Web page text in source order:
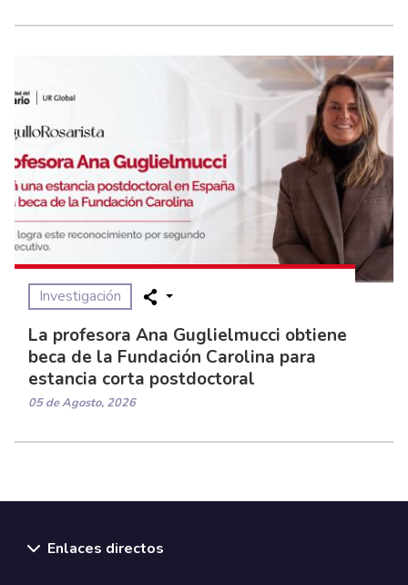
Investigación
La profesora Ana Guglielmucci obtiene
beca de la Fundación Carolina para
estancia corta postdoctoral
05 de Agosto, 2026
Enlaces directos